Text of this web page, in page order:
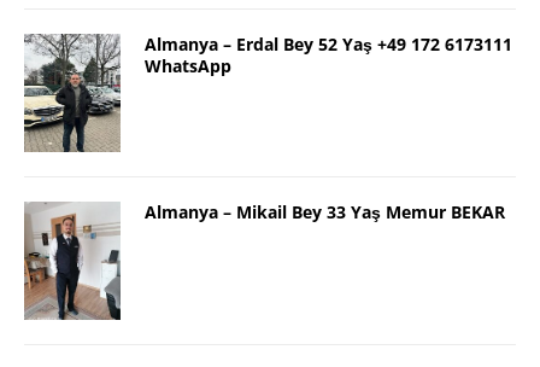
Almanya – Erdal Bey 52 Yaş +49 172 6173111
WhatsApp
Almanya – Mikail Bey 33 Yaş Memur BEKAR